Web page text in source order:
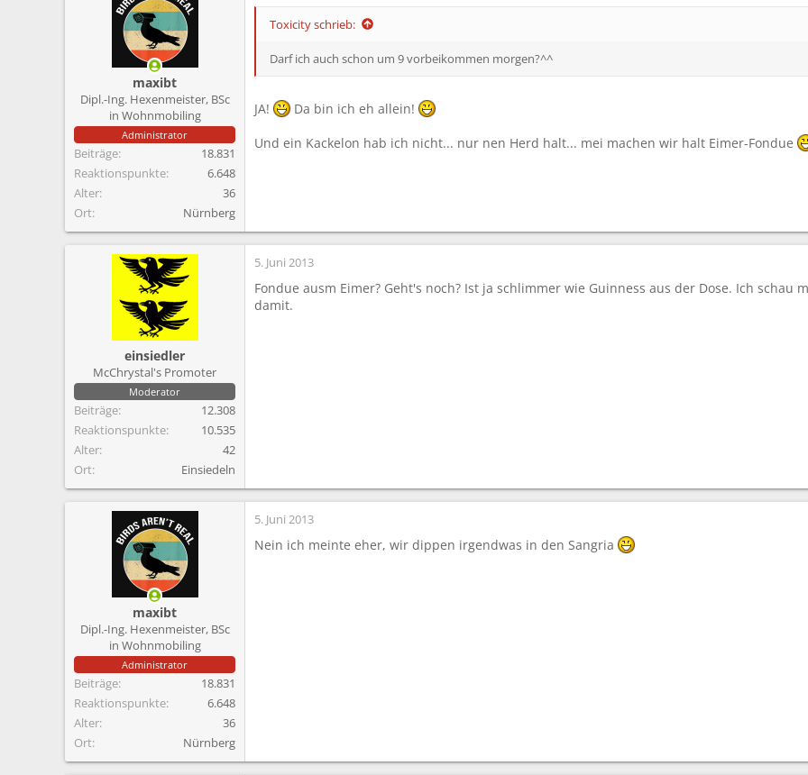
maxibt
Dipl.-Ing. Hexenmeister, BSc
in Wohnmobiling
Administrator
Beiträge
18.831
Reaktionspunkte
6.648
Alter
36
Ort
Nürnberg
Toxicity schrieb:
Darf ich auch schon um 9 vorbeikommen morgen?^^
JA!
Da bin ich eh allein!
Und ein Kackelon hab ich nicht... nur nen Herd halt... mei machen wir halt Eimer-Fondue
einsiedler
McChrystal's Promoter
Moderator
Beiträge
12.308
Reaktionspunkte
10.535
Alter
42
Ort
Einsiedeln
5. Juni 2013
Fondue ausm Eimer? Geht's noch? Ist ja schlimmer wie Guinness aus der Dose. Ich
damit.
maxibt
Dipl.-Ing. Hexenmeister, BSc
in Wohnmobiling
Administrator
Beiträge
18.831
Reaktionspunkte
6.648
Alter
36
Ort
Nürnberg
5. Juni 2013
Nein ich meinte eher, wir dippen irgendwas in den Sangria